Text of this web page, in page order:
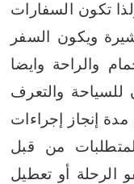
تكون السفارات
ويكون السفر
والراحة وايضا
للسياحة والتعرف
إنجاز إجراءات
من قبل
الرحلة أو تعطيل